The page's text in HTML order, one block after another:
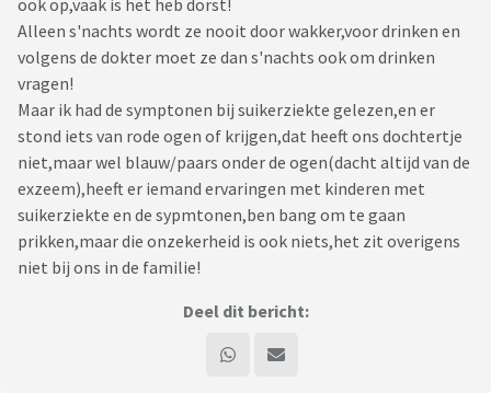
ook op,vaak is het heb dorst!
Alleen s'nachts wordt ze nooit door wakker,voor drinken en
volgens de dokter moet ze dan s'nachts ook om drinken
vragen!
Maar ik had de symptonen bij suikerziekte gelezen,en er
stond iets van rode ogen of krijgen,dat heeft ons dochtertje
niet,maar wel blauw/paars onder de ogen(dacht altijd van de
exzeem),heeft er iemand ervaringen met kinderen met
suikerziekte en de sypmtonen,ben bang om te gaan
prikken,maar die onzekerheid is ook niets,het zit overigens
niet bij ons in de familie!
Deel dit bericht: